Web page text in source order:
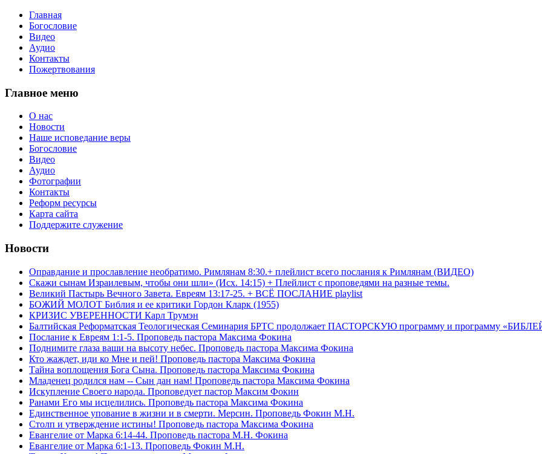
Главная
Богословие
Видео
Аудио
Контакты
Пожертвования
Главное меню
О нас
Новости
Наше исповедание веры
Богословие
Видео
Аудио
Фотографии
Контакты
Реформ ресурсы
Карта сайта
Поддержите служение
Новости
Оправдание и прославление необратимо. Римлянам 8:30.+ плейлист всего послания к Римлянам (ВИДЕО)
Скажи сынам Израилевым, чтобы они шли» (Исх. 14:15) + Плейлист с проповедями на разные темы.
Великий Пастырь Вечного Завета. Евреям 13:17-25. + ВСЁ ПОСЛАНИЕ playlist
БОЖИЙ МОЛОТ Библия и ее критики Гордон Кларк (1955)
КРИЗИС УВЕРЕННОСТИ Карл Трумэн
Балтийская Реформатская Теологическая Семинария БРТС продолжает ПАСТОРСКУЮ программу и программу
Послание к Евреям 1:1-5. Проповедь пастора Максима Фокина
Поднимите глаза ваши на высоту небес. Проповедь пастора Максима Фокина
Кто жаждет, иди ко Мне и пей! Проповедь пастора Максима Фокина
Тайна воплощения Бога Сына. Проповедь пастора Максима Фокина
Младенец родился нам -- Сын дан нам! Проповедь пастора Максима Фокина
Искупление Своего народа. Проповедует пастор Максим Фокин
Ранами Его мы исцелились. Проповедь пастора Максима Фокина
Единственное упование в жизни и в смерти. Мерсин. Проповедь Фокин М.Н.
Столп и утверждение истины! Проповедь пастора Максима Фокина
Евангелие от Марка 6:14-44. Проповедь пастора М.Н. Фокина
Евангелие от Марка 6:1-13. Проповедь Фокин М.Н.